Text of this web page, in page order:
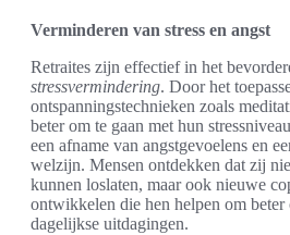
Verminderen van stress en angst
Retraites zijn effectief in het
stressvermindering. Door het
ontspanningstechnieken zoals
beter om te gaan met hun
een afname van angstgevoelens en
welzijn. Mensen ontdekken dat zij
kunnen loslaten, maar ook nieuwe
ontwikkelen die hen helpen om beter
dagelijkse uitdagingen.